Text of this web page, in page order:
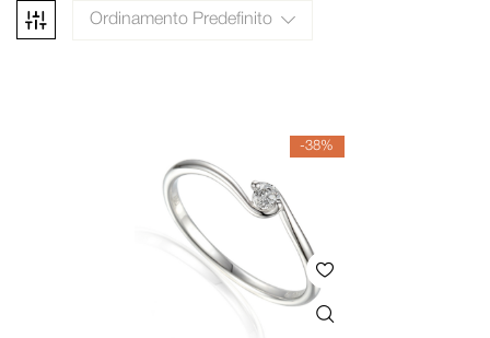
Ordinamento Predefinito
-38%